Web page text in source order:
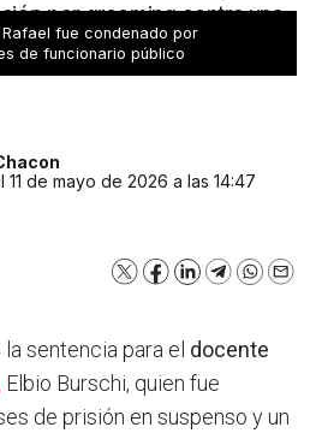
por grooming contra una
fue condenado por
de funcionario público
11 de mayo de 2026 a las 14:47
X Facebook
LinkedInTelegram
sentencia para el docente
Elbio Burschi, quien fue
de prisión en suspenso y un